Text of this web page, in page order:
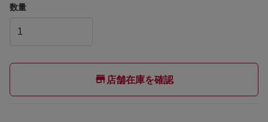
数量
店舗在庫を確認